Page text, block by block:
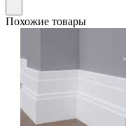
Похожие товары